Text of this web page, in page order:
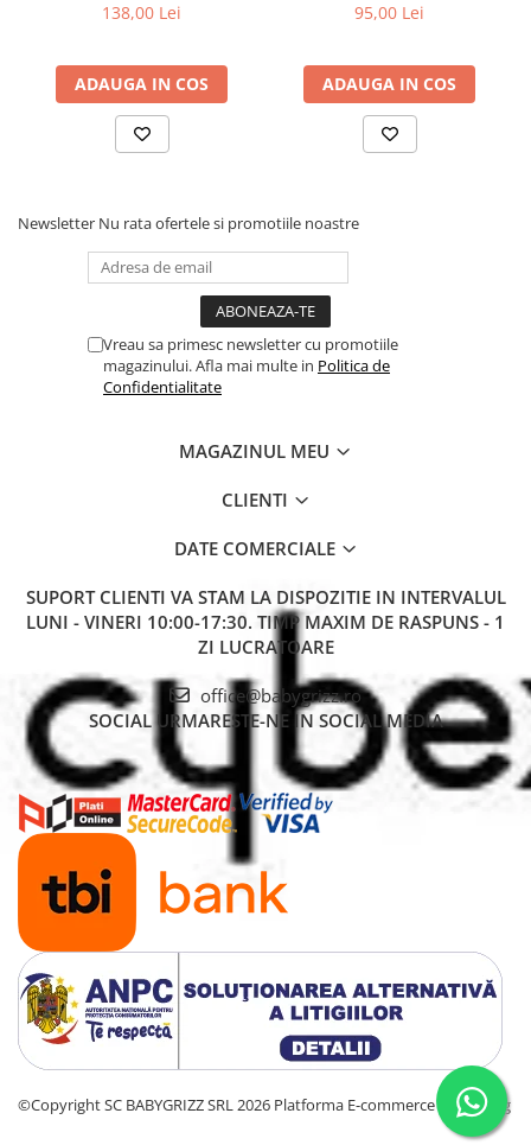
138,00 Lei
ADAUGA IN COS
95,00 Lei
ADAUGA IN COS
Newsletter Nu rata ofertele si promotiile noastre
Vreau sa primesc newsletter cu promotiile
magazinului. Afla mai multe in Politica de
Confidentialitate
MAGAZINUL MEU
CLIENTI
DATE COMERCIALE
SUPORT CLIENTI VA STAM LA DISPOZITIE IN INTERVALUL
LUNI - VINERI 10:00-17:30. TIMP MAXIM DE RASPUNS - 1
ZI LUCRATOARE
office@babygrizz.ro
SOCIAL URMARESTE-NE IN SOCIAL MEDIA
©Copyright SC BABYGRIZZ SRL 2026 Platforma E-commerce by Gomag